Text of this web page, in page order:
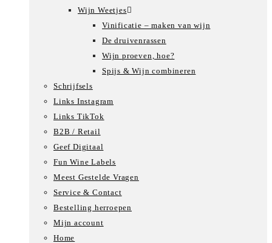
Wijn Weetjes
Vinificatie – maken van wijn
De druivenrassen
Wijn proeven, hoe?
Spijs & Wijn combineren
Schrijfsels
Links Instagram
Links TikTok
B2B / Retail
Geef Digitaal
Fun Wine Labels
Meest Gestelde Vragen
Service & Contact
Bestelling herroepen
Mijn account
Home